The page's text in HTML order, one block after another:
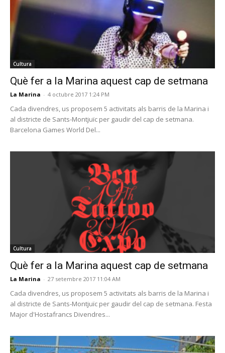
Cultura
Què fer a la Marina aquest cap de setmana
La Marina - 4 octubre 2017 1:24 PM
Cada divendres, us proposem 5 activitats als barris de la Marina i
al districte de Sants-Montjuïc per gaudir del cap de setmana.
Barcelona Games World Del...
Cultura
Què fer a la Marina aquest cap de setmana
La Marina - 27 setembre 2017 11:04 AM
Cada divendres, us proposem 5 activitats als barris de la Marina i
al districte de Sants-Montjuïc per gaudir del cap de setmana. Festa
Major d'Hostafrancs Divendres...